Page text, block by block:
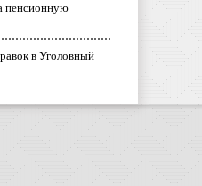
пенсионную
в Уголовный